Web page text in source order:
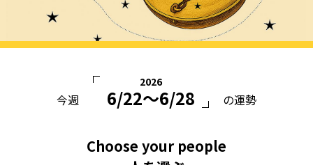
今週
2026
6/22〜6/28 の運勢
Choose your people